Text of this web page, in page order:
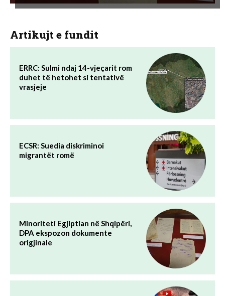
Artikujt e fundit
ERRC: Sulmi ndaj 14-vjeçarit rom
duhet të hetohet si tentativë
vrasjeje
ECSR: Suedia diskriminoi
migrantët romë
Minoriteti Egjiptian në Shqipëri,
DPA ekspozon dokumente
origjinale